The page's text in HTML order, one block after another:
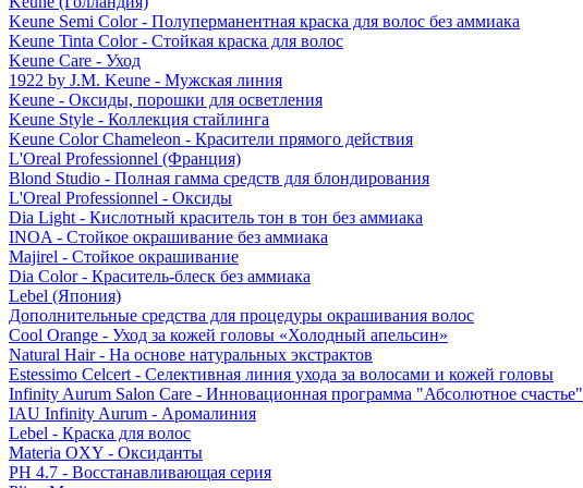
Keune Semi Color - Полуперманентная краска для волос без аммиака
Keune Tinta Color - Стойкая краска для волос
Keune Care - Уход
1922 by J.M. Keune - Мужская линия
Keune - Оксиды, порошки для осветления
Keune Style - Коллекция стайлинга
Keune Color Chameleon - Красители прямого действия
L'Oreal Professionnel (Франция)
Blond Studio - Полная гамма средств для блондирования
L'Oreal Professionnel - Оксиды
Dia Light - Кислотный краситель тон в тон без аммиака
INOA - Стойкое окрашивание без аммиака
Majirel - Стойкое окрашивание
Dia Color - Краситель-блеск без аммиака
Lebel (Япония)
Дополнительные средства для процедуры окрашивания волос
Cool Orange - Уход за кожей головы «Холодный апельсин»
Natural Hair - На основе натуральных экстрактов
Estessimo Celcert - Селективная линия ухода за волосами и кожей головы
Infinity Aurum Salon Care - Инновационная программа "Абсолютное счастье"
IAU Infinity Aurum - Аромалиния
Lebel - Краска для волос
Materia OXY - Оксиданты
PH 4.7 - Восстанавливающая серия